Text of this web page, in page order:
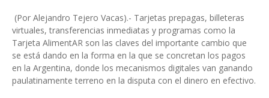
(Por Alejandro Tejero Vacas).- Tarjetas prepagas, billeteras
virtuales, transferencias inmediatas y programas como la
Tarjeta AlimentAR son las claves del importante cambio que
se está dando en la forma en la que se concretan los pagos
en la Argentina, donde los mecanismos digitales van ganando
paulatinamente terreno en la disputa con el dinero en efectivo.